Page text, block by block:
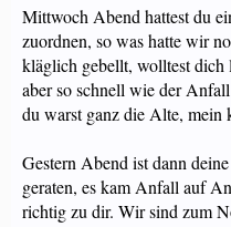
Mittwoch Abend hattest du
zuordnen, so was hatte wir
kläglich gebellt, wolltest dich
aber so schnell wie der
du warst ganz die Alte, mein
Gestern Abend ist dann
geraten, es kam Anfall auf
richtig zu dir. Wir sind zum